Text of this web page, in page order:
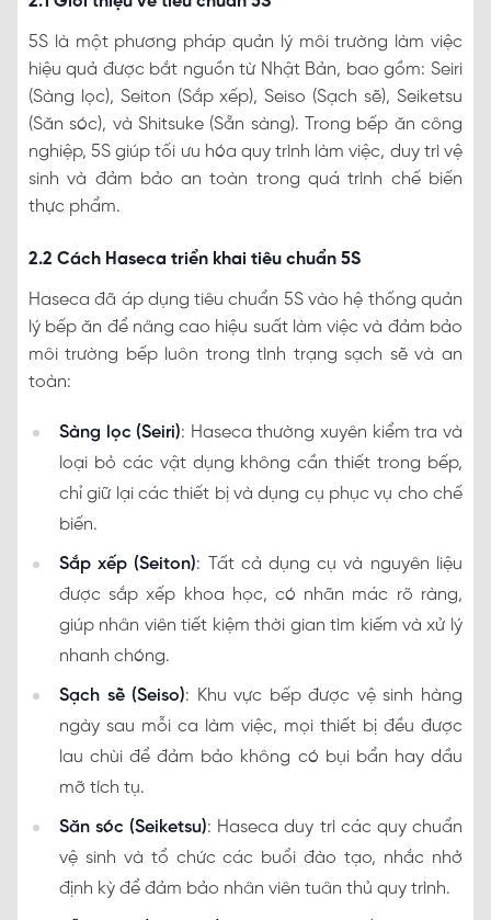
5S là một phương pháp quản lý môi trường làm việc
hiệu quả được bắt nguồn từ Nhật Bản, bao gồm: Seiri
(Sàng lọc), Seiton (Sắp xếp), Seiso (Sạch sẽ), Seiketsu
(Săn sóc), và Shitsuke (Sẵn sàng). Trong bếp ăn công
nghiệp, 5S giúp tối ưu hóa quy trình làm việc, duy trì vệ
sinh và đảm bảo an toàn trong quá trình chế biến
thực phẩm.
2.2 Cách Haseca triển khai tiêu chuẩn 5S
Haseca đã áp dụng tiêu chuẩn 5S vào hệ thống quản
lý bếp ăn để nâng cao hiệu suất làm việc và đảm bảo
môi trường bếp luôn trong tình trạng sạch sẽ và an
toàn:
Sàng lọc (Seiri): Haseca thường xuyên kiểm tra và
loại bỏ các vật dụng không cần thiết trong bếp,
chỉ giữ lại các thiết bị và dụng cụ phục vụ cho chế
biến.
Sắp xếp (Seiton): Tất cả dụng cụ và nguyên liệu
được sắp xếp khoa học, có nhãn mác rõ ràng,
giúp nhân viên tiết kiệm thời gian tìm kiếm và xử lý
nhanh chóng.
Sạch sẽ (Seiso): Khu vực bếp được vệ sinh hàng
ngày sau mỗi ca làm việc, mọi thiết bị đều được
lau chùi để đảm bảo không có bụi bẩn hay dầu
mỡ tích tụ.
Săn sóc (Seiketsu): Haseca duy trì các quy chuẩn
vệ sinh và tổ chức các buổi đào tạo, nhắc nhở
định kỳ để đảm bảo nhân viên tuân thủ quy trình.